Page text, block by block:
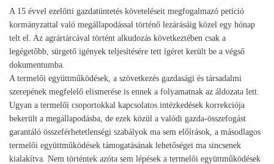
A 15 évvel ezelőtti gazdatüntetés követeléseit megfogalmazó petíció
kormányzattal való megállapodással történő lezárásáig közel egy hónap
telt el. Az agrártárcával történt alkudozás következtében csak a
legégetőbb, sürgető igények teljesítésére tett ígéret került be a végső
dokumentumba.
A termelői együttműködések, a szövetkezés gazdasági és társadalmi
szerepének megfelelő elismerése is ennek a folyamatnak az áldozata lett.
Ugyan a termelői csoportokkal kapcsolatos intézkedések korrekciója
bekerült a megállapodásba, de ezek közül a valódi gazda-összefogást
garantáló összeférhetetlenségi szabályok ma sem előírások, a másodlagos
termelői együttműködések támogatásának lehetőségei ma sincsenek
kialakítva. Nem történtek azóta sem lépések a termelői együttműködések